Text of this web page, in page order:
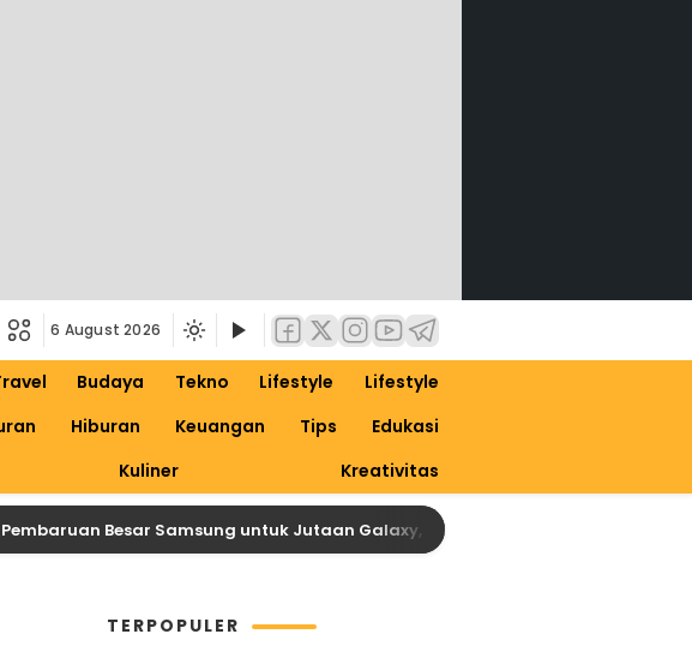
6 August 2026
Budaya Tekno Lifestyle
Lifestyle
Hiburan Keuangan Tips
Edukasi
Kuliner Kreativitas
Besar Samsung untuk Jutaan Galaxy, Siapkan Dirimu untuk One UI 9
TERPOPULER